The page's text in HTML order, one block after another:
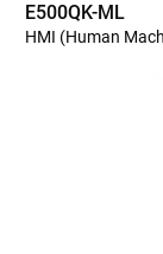
E500QK-ML
HMI (Human